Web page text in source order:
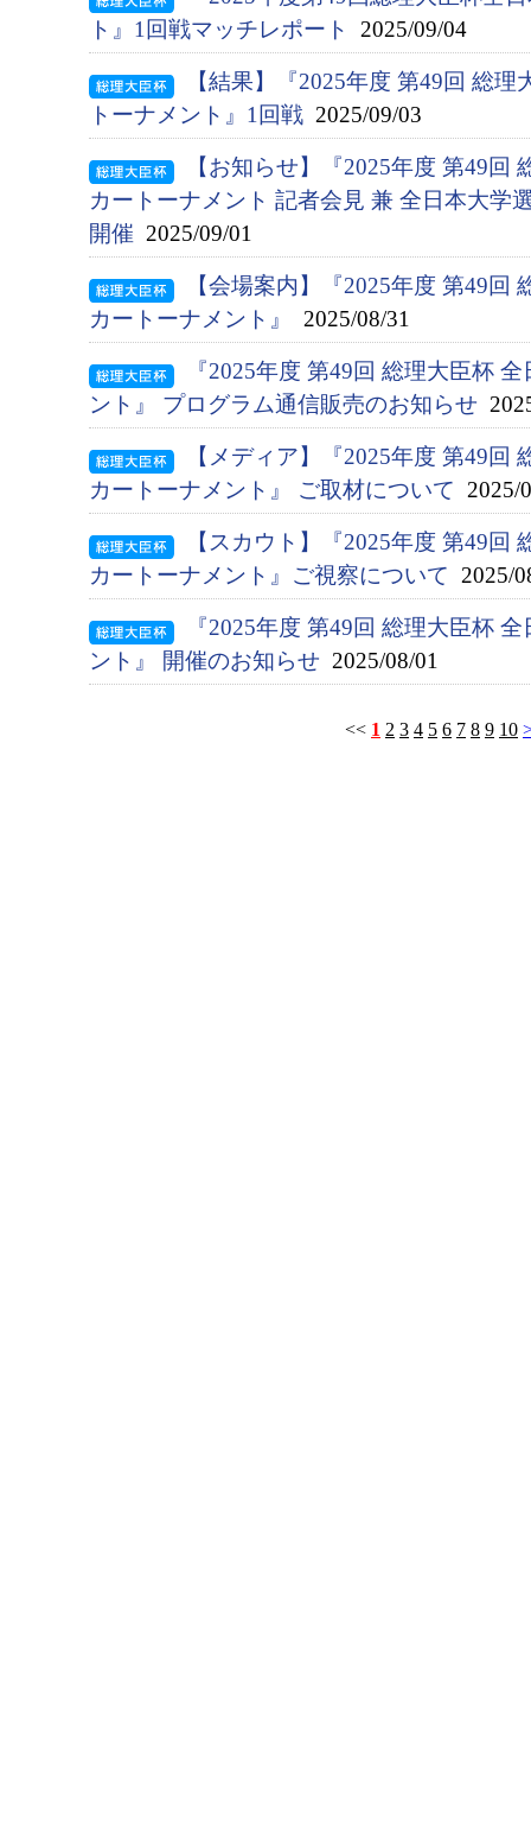
ト』1回戦マッチレポート
2025/09/04
【結果】『2025年度 第49回 総
トーナメント』1回戦 2025/09/03
【お知らせ】『2025年度 第49回
カートーナメント 記者会見 兼 全日本大学
開催 2025/09/01
【会場案内】『2025年度 第49回
カートーナメント』
2025/08/31
『2025年度 第49回 総理大臣杯
ント』 プログラム通信販売のお知らせ
【メディア】『2025年度 第49回
カートーナメント』 ご取材について 2025/
【スカウト】『2025年度 第49回
カートーナメント』ご視察について 2025/
『2025年度 第49回 総理大臣杯
ント』 開催のお知らせ 2025/08/01
<< 1 2 3 4 5 6 7 8 9 10